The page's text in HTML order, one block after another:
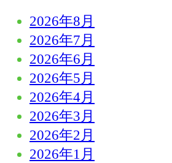
2026年8月
2026年7月
2026年6月
2026年5月
2026年4月
2026年3月
2026年2月
2026年1月